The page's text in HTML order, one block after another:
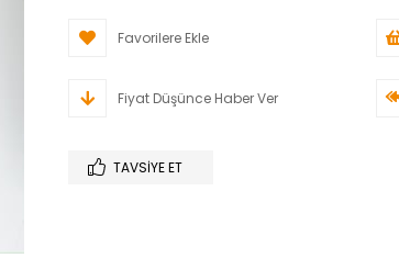
Favorilere Ekle
Fiyat Düşünce Haber Ver
TAVSIYE ET